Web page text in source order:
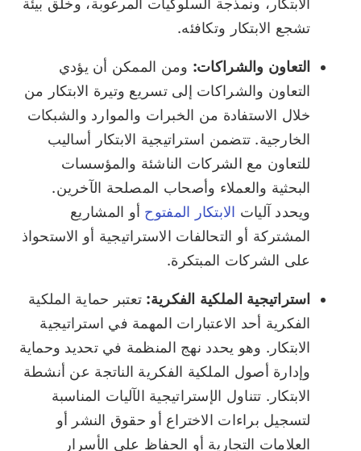
الابتكار، ونمذجة السلوكيات المرغوبة، وخلق بيئة
تشجع الابتكار وتكافئه.
التعاون والشراكات: ومن الممكن أن يؤدي
التعاون والشراكات إلى تسريع وتيرة الابتكار من
خلال الاستفادة من الخبرات والموارد والشبكات
الخارجية. تتضمن استراتيجية الابتكار أساليب
للتعاون مع الشركات الناشئة والمؤسسات
البحثية والعملاء وأصحاب المصلحة الآخرين.
ويحدد آليات الابتكار المفتوح أو المشاريع
المشتركة أو التحالفات الاستراتيجية أو الاستحواذ
على الشركات المبتكرة.
استراتيجية الملكية الفكرية: تعتبر حماية الملكية
الفكرية أحد الاعتبارات المهمة في استراتيجية
الابتكار. وهو يحدد نهج المنظمة في تحديد وحماية
وإدارة أصول الملكية الفكرية الناتجة عن أنشطة
الابتكار. تتناول الإستراتيجية الآليات المناسبة
لتسجيل براءات الاختراع أو حقوق النشر أو
العلامات التجارية أو الحفاظ على الأسرار